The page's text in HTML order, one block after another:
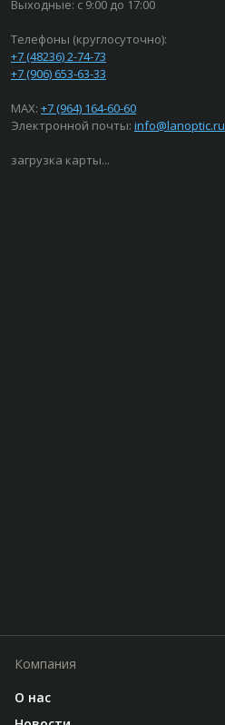
Выходные: с 9:00 до 17:00
Телефоны (круглосуточно):
+7 (48236) 2-74-73
+7 (906) 653-63-33
MAX: +7 (964) 164-60-60
Электронной почты: info@lanoptic.ru
загрузка карты...
Компания
О нас